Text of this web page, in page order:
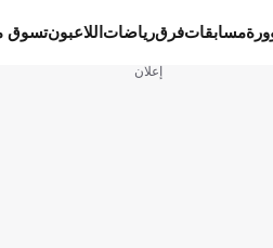
مسابقاتفرقرياضات اللاعبونتسوق
إعلان